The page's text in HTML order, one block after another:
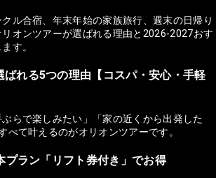
ル合宿、年末年始の家族旅行、週末の日帰り
リオンツアーが選ばれる理由と2026-2027おす
す。
ばれる5つの理由【コスパ・安心・手軽
ぶらで楽しみたい」「家の近くから出発した
て叶えるのがオリオンツアーです。
プラン「リフト券付き」でお得